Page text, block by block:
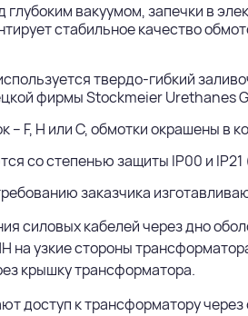
глубоким вакуумом, запечки в
стабильное качество
твердо-гибкий
фирмы Stockmeier Urethanes
– F, Н или С, обмотки окрашены в
со степенью защиты IP00 и
заказчика
силовых кабелей через дно
на узкие стороны
крышку трансформатора.
доступ к трансформатору